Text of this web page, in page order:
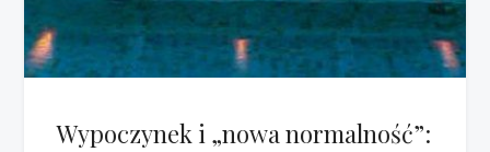
Wypoczynek i „nowa normalność”: